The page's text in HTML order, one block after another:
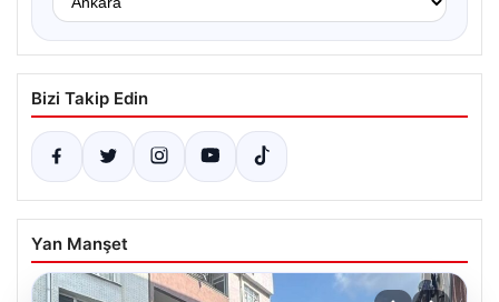
Bizi Takip Edin
Yan Manşet